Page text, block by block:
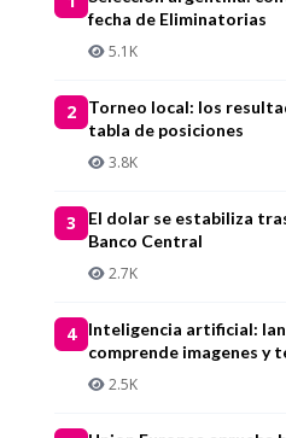
fecha de Eliminatorias
5.1K
2
Torneo local: los
tabla de posiciones
3.8K
3
El dolar se estabiliza
Banco Central
2.7K
4
Inteligencia artificial:
comprende imagenes y
2.5K